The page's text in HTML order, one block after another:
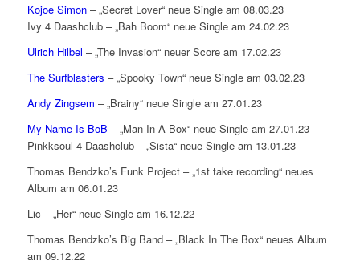
Kojoe Simon– „Secret Lover“ neue Single am 08.03.23
Ivy 4 Daashclub – „Bah Boom“ neue Single am 24.02.23
Ulrich Hilbel – „The Invasion“ neuer Score am 17.02.23
The Surfblasters – „Spooky Town“ neue Single am 03.02.23
Andy Zingsem – „Brainy“ neue Single am 27.01.23
My Name Is BoB – „Man In A Box“ neue Single am 27.01.23
Pinkksoul 4 Daashclub – „Sista“ neue Single am 13.01.23
Thomas Bendzko’s Funk Project – „1st take recording“ neues
Album am 06.01.23
Lic – „Her“ neue Single am 16.12.22
Thomas Bendzko’s Big Band – „Black In The Box“ neues Album
am 09.12.22